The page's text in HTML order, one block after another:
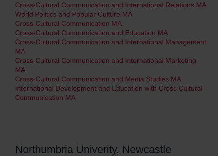
Cross-Cultural Communication and International Relations MA
World Politics and Popular Culture MA
Cross-Cultural Communication MA
Cross-Cultural Communication and Education MA
Cross-Cultural Communication and International Management
MA
Cross-Cultural Communication and International Marketing
MA
Cross-Cultural Communication and Media Studies MA
International Development and Education with Cross Cultural
Communication MA
Northumbria Univerity, Newcastle